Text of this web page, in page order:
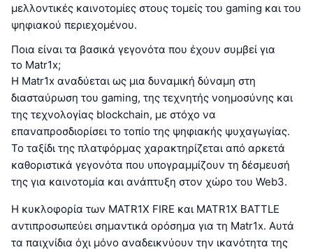
μελλοντικές καινοτομίες στους τομείς του gaming και του
ψηφιακού περιεχομένου.
Ποια είναι τα βασικά γεγονότα που έχουν συμβεί για
το Matr1x;
Η Matr1x αναδύεται ως μια δυναμική δύναμη στη
διασταύρωση του gaming, της τεχνητής νοημοσύνης και
της τεχνολογίας blockchain, με στόχο να
επαναπροσδιορίσει το τοπίο της ψηφιακής ψυχαγωγίας.
Το ταξίδι της πλατφόρμας χαρακτηρίζεται από αρκετά
καθοριστικά γεγονότα που υπογραμμίζουν τη δέσμευσή
της για καινοτομία και ανάπτυξη στον χώρο του Web3.
Η κυκλοφορία των MATR1X FIRE και MATR1X BATTLE
αντιπροσωπεύει σημαντικά ορόσημα για τη Matr1x. Αυτά
τα παιχνίδια όχι μόνο αναδεικνύουν την ικανότητα της